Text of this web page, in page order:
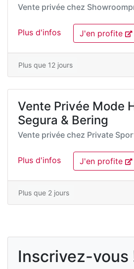
Vente privée chez
Plus d'infos J'en profite
Plus que 12 jours
Vente Privée Mode
Segura & Bering
Vente privée chez Private
Plus d'infos J'en profite
Plus que 2 jours
Inscrivez-vous